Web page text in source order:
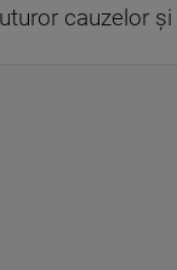
cauzelor